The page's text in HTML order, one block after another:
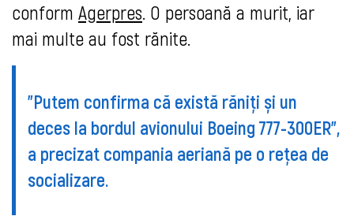
conform Agerpres. O persoană a murit, iar
mai multe au fost rănite.
"Putem confirma că există răniți și un
deces la bordul avionului Boeing 777-300ER",
a precizat compania aeriană pe o rețea de
socializare.